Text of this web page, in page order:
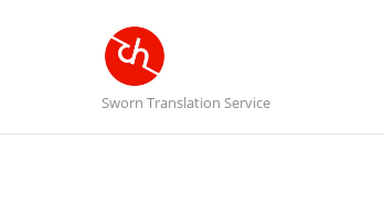
Sworn Translation Service